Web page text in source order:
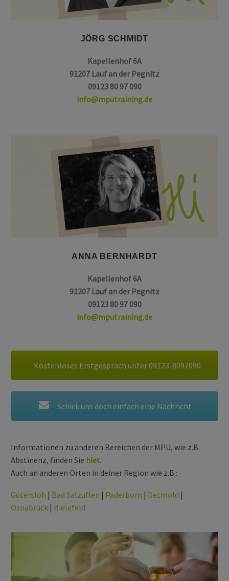
JÖRG SCHMIDT
Kapellenhof 6A
91207 Lauf an der Pegnitz
09123 80 97 090
info@mputraining.de
ANNA BERNHARDT
Kapellenhof 6A
91207 Lauf an der Pegnitz
09123 80 97 090
info@mputraining.de
Kostenloses Erstgespräch unter 09123-8097090
Schick uns doch einfach eine Nachricht
Informationen zu anderen Bereichen der MPU, wie z.B.
Abstinenz, finden Sie hier.
Auch an anderen Orten in deiner Region wie z.B.:
Gütersloh | Bad Salzuflen | Paderborn | Detmold |
Osnabrück | Bielefeld
MPU WEGEN ALKOHOL